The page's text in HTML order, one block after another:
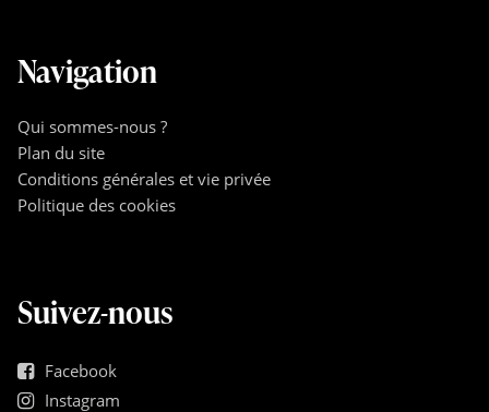
Navigation
Qui sommes-nous ?
Plan du site
Conditions générales et vie privée
Politique des cookies
Suivez-nous
Facebook
Instagram